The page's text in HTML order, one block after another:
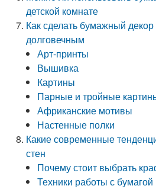
детской комнате
Как сделать бумажный
долговечным
Арт-принты
Вышивка
Картины
Парные и тройные
Африканские мотивы
Настенные полки
Какие современные
стен
Почему стоит выбрать
Техники работы с бумагой